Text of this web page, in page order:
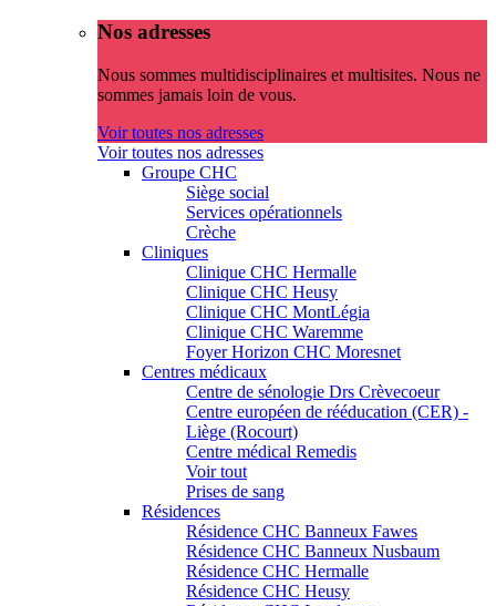
Nos adresses
Nous sommes multidisciplinaires et multisites. Nous ne
sommes jamais loin de vous.
Voir toutes nos adresses
Voir toutes nos adresses
Groupe CHC
Siège social
Services opérationnels
Crèche
Cliniques
Clinique CHC Hermalle
Clinique CHC Heusy
Clinique CHC MontLégia
Clinique CHC Waremme
Foyer Horizon CHC Moresnet
Centres médicaux
Centre de sénologie Drs Crèvecoeur
Centre européen de rééducation (CER) -
Liège (Rocourt)
Centre médical Remedis
Voir tout
Prises de sang
Résidences
Résidence CHC Banneux Fawes
Résidence CHC Banneux Nusbaum
Résidence CHC Hermalle
Résidence CHC Heusy